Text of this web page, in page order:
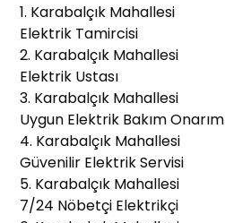
1. Karabalçık Mahallesi
Elektrik Tamircisi
2. Karabalçık Mahallesi
Elektrik Ustası
3. Karabalçık Mahallesi
Uygun Elektrik Bakım Onarım
4. Karabalçık Mahallesi
Güvenilir Elektrik Servisi
5. Karabalçık Mahallesi
7/24 Nöbetçi Elektrikçi